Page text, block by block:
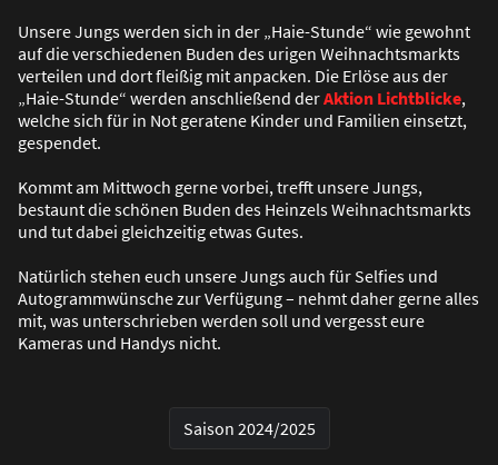
Unsere Jungs werden sich in der „Haie-Stunde“ wie gewohnt
auf die verschiedenen Buden des urigen Weihnachtsmarkts
verteilen und dort fleißig mit anpacken. Die Erlöse aus der
„Haie-Stunde“ werden anschließend derAktion Lichtblicke,
welche sich für in Not geratene Kinder und Familien einsetzt,
gespendet.
Kommt am Mittwoch gerne vorbei, trefft unsere Jungs,
bestaunt die schönen Buden des Heinzels Weihnachtsmarkts
und tut dabei gleichzeitig etwas Gutes.
Natürlich stehen euch unsere Jungs auch für Selfies und
Autogrammwünsche zur Verfügung – nehmt daher gerne alles
mit, was unterschrieben werden soll und vergesst eure
Kameras und Handys nicht.
Saison 2024/2025